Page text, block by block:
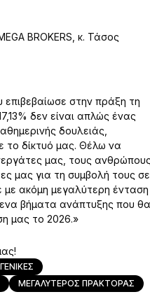
BROKERS, κ. Τάσος
στην πράξη τη
δεν είναι απλώς ένας
δουλειάς,
το δίκτυό μας. Θέλω να
μας, τους
μας για τη συμβολή τους σε
με ακόμη μεγαλύτερη ένταση
βήματα ανάπτυξης που θα
μας το 2026.»
ΜΕΓΑΛΥΤΕΡΟΣ ΠΡΑΚΤΟΡΑΣ